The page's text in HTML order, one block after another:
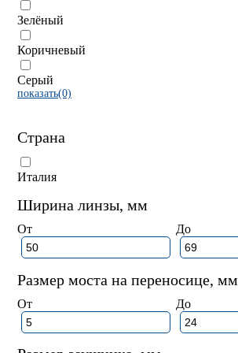
Зелёный
Коричневый
Серый
показать(0)
Страна
Италия
Ширина линзы, мм
От До
Размер моста на переносице, мм
От До